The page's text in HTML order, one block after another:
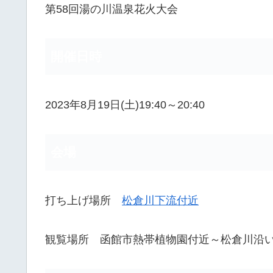
第58回湯の川温泉花火大会
2023年8月19日(土)19:40～20:40
打ち上げ場所 松倉川下流付近
観覧場所 函館市熱帯植物園付近～松倉川沿